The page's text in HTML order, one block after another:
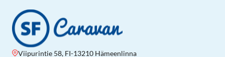
Viipurintie 58, FI-13210 Hämeenlinna